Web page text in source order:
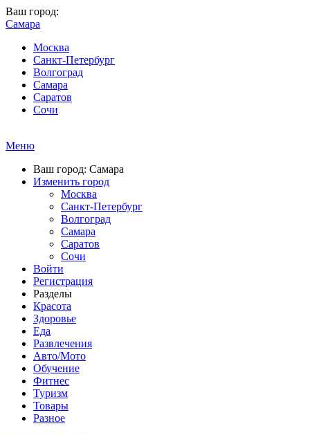
Ваш город:
Самара
Москва
Санкт-Петербург
Волгоград
Самара
Саратов
Сочи
Меню
Ваш город: Самара
Изменить город
Москва
Санкт-Петербург
Волгоград
Самара
Саратов
Сочи
Войти
Регистрация
Разделы
Красота
Здоровье
Еда
Развлечения
Авто/Мото
Обучение
Фитнес
Туризм
Товары
Разное